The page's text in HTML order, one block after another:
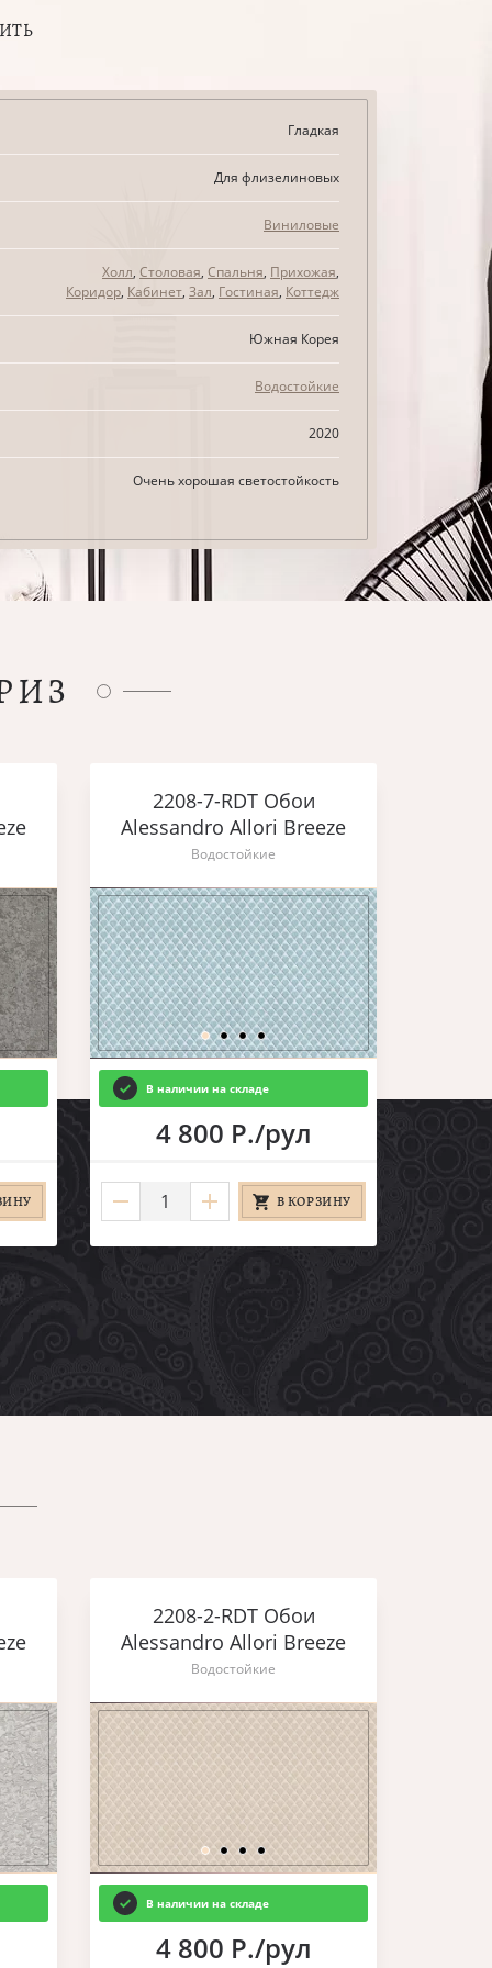
Гладкая
Для флизелиновых
Виниловые
Холл, Столовая, Спальня, Прихожая,
Коридор, Кабинет, Зал, Гостиная, Коттедж
Южная Корея
Водостойкие
2020
Очень хорошая светостойкость
2208-7-RDT Обои
Alessandro Allori Breeze
Водостойкие
В наличии на складе
4 800 Р./рул
В КОРЗИНУ
2208-2-RDT Обои
Alessandro Allori Breeze
Водостойкие
В наличии на складе
4 800 Р./рул